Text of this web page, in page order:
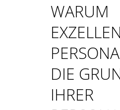
WARUM
DIE
IHRER